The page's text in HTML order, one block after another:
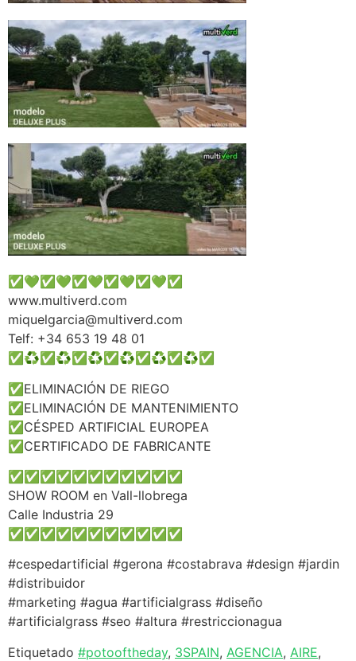
✅️💚✅️💚✅️💚✅️💚✅️💚✅️
www.multiverd.com
miquelgarcia@multiverd.com
Telf: +34 653 19 48 01
✅️♻️✅️♻️✅️♻️✅️♻️✅️♻️✅️♻️✅️
✅ELIMINACIÓN DE RIEGO
✅ELIMINACIÓN DE MANTENIMIENTO
✅CÉSPED ARTIFICIAL EUROPEA
✅CERTIFICADO DE FABRICANTE
✅️✅️✅️✅️✅️✅️✅️✅️✅️✅️✅️
SHOW ROOM en Vall-llobrega
Calle Industria 29
✅️✅️✅️✅️✅️✅️✅️✅️✅️✅️✅️
#cespedartificial #gerona #costabrava #design #jardin
#distribuidor
#marketing #agua #artificialgrass #diseño
#artificialgrass #seo #altura #restriccionagua
Etiquetado #potooftheday, 3SPAIN, AGENCIA, AIRE,